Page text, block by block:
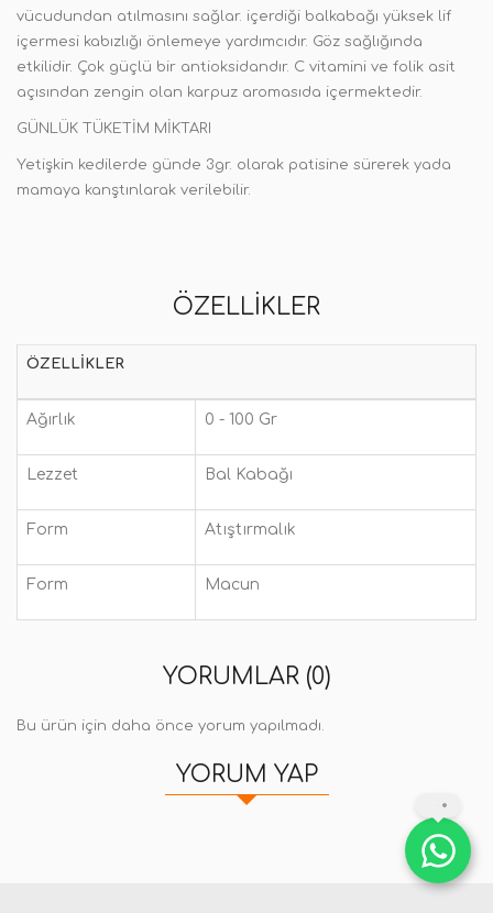
vücudundan atılmasını sağlar. içerdiği balkabağı yüksek lif
içermesi kabızlığı önlemeye yardımcıdır. Göz sağlığında
etkilidir. Çok güçlü bir antioksidandır. C vitamini ve folik asit
açısından zengin olan karpuz aromasıda içermektedir.
GÜNLÜK TÜKETİM MİKTARI
Yetişkin kedilerde günde 3gr. olarak patisine sürerek yada
mamaya kanştınlarak verilebilir.
ÖZELLIKLER
ÖZELLIKLER
Ağırlık 0 - 100 Gr
Lezzet Bal Kabağı
Form Atıştırmalık
Form Macun
YORUMLAR (0)
Bu ürün için daha önce yorum yapılmadı.
YORUM YAP